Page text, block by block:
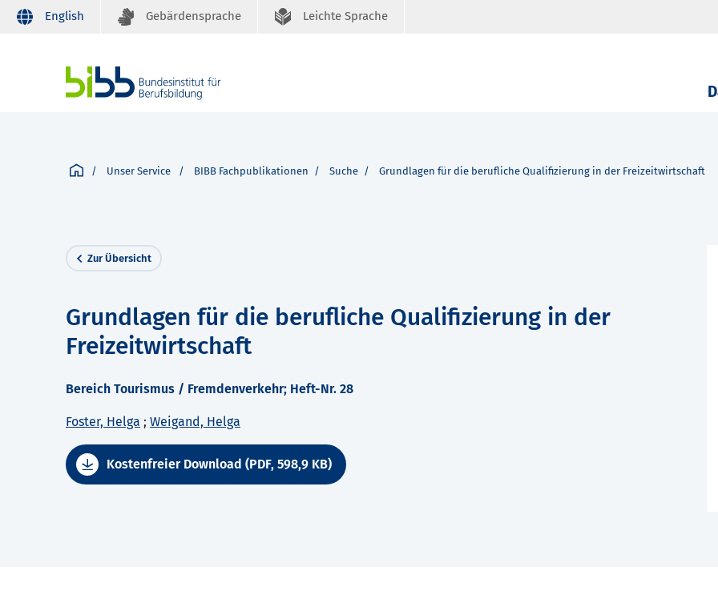
English Gebärdensprache Leichte Sprache
Unser Service BIBB Fachpublikationen Suche Grundlagen für die berufliche Qualifizierung in der Freizeitwirtschaft
Zur Übersicht
Grundlagen für die berufliche Qualifizierung in der
Freizeitwirtschaft
Bereich Tourismus / Fremdenverkehr; Heft-Nr. 28
Foster, Helga ; Weigand, Helga
Kostenfreier Download (PDF, 598,9 KB)